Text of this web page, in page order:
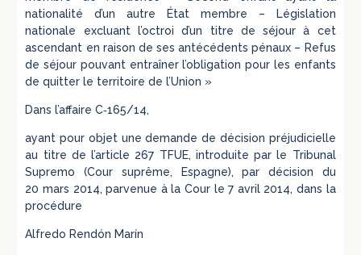
nationalité d’un autre État membre – Législation
nationale excluant l’octroi d’un titre de séjour à cet
ascendant en raison de ses antécédents pénaux – Refus
de séjour pouvant entraîner l’obligation pour les enfants
de quitter le territoire de l’Union »
Dans l’affaire C‑165/14,
ayant pour objet une demande de décision préjudicielle
au titre de l’article 267 TFUE, introduite par le Tribunal
Supremo (Cour suprême, Espagne), par décision du
20 mars 2014, parvenue à la Cour le 7 avril 2014, dans la
procédure
Alfredo Rendón Marín